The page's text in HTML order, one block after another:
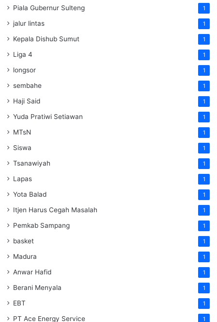
Piala Gubernur Sulteng 1
jalur lintas 1
Kepala Dishub Sumut 1
Liga 4 1
longsor 1
sembahe 1
Haji Said 1
Yuda Pratiwi Setiawan 1
MTsN 1
Siswa 1
Tsanawiyah 1
Lapas 1
Yota Balad 1
Itjen Harus Cegah Masalah 1
Pemkab Sampang 1
basket 1
Madura 1
Anwar Hafid 1
Berani Menyala 1
EBT 1
PT Ace Energy Service 1